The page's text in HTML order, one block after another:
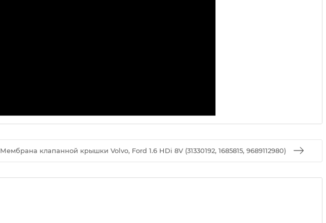
Мембрана клапанной крышки Volvo, Ford 1.6 HDi 8V (31330192, 1685815, 9689112980)